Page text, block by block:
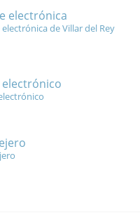
electrónica
electrónica de Villar del Rey
electrónico